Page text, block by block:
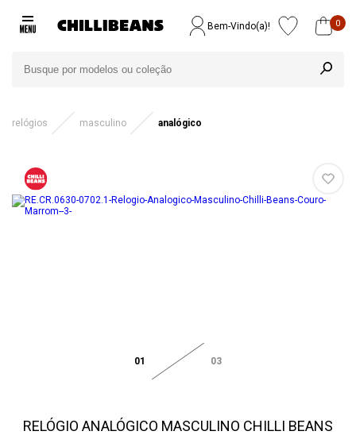
Bem-Vindo(a)! 0
relógios masculino analógico
01 03
RELÓGIO ANALÓGICO MASCULINO CHILLI BEANS